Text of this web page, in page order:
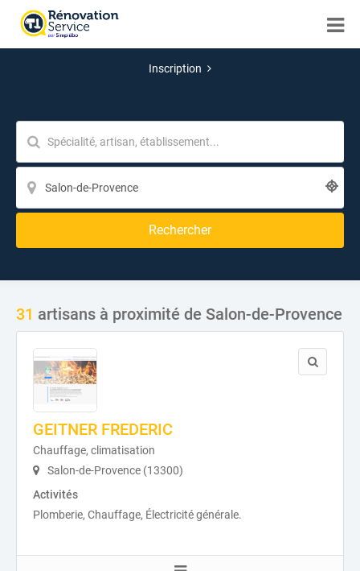
Inscription
Rechercher
31 artisans à proximité de Salon-de-Provence
GEITNER FREDERIC
Chauffage, climatisation
Salon-de-Provence (13300)
Activités
Plomberie, Chauffage, Électricité générale.